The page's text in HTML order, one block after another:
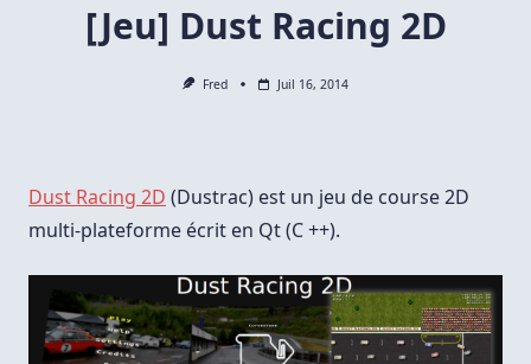
[Jeu] Dust Racing 2D
Fred Juil 16, 2014
Dust Racing 2D (Dustrac) est un jeu de course 2D
multi-plateforme écrit en Qt (C ++).